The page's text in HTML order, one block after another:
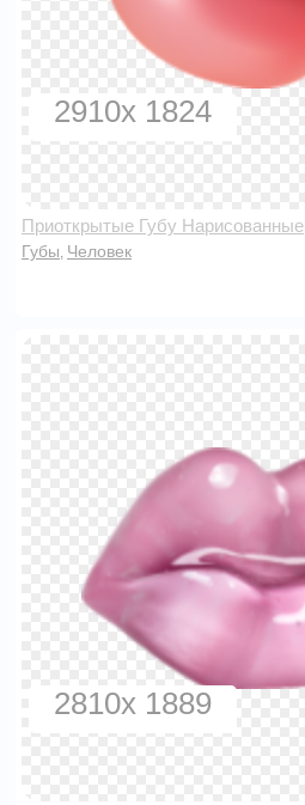
2910x 1824
Приоткрытые Губу Нарисованные
Губы Человек
2810x 1889